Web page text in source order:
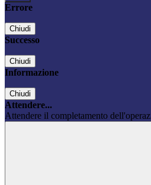
Errore
Chiudi
Successo
Chiudi
Informazione
Chiudi
Attendere...
Attendere il completamento